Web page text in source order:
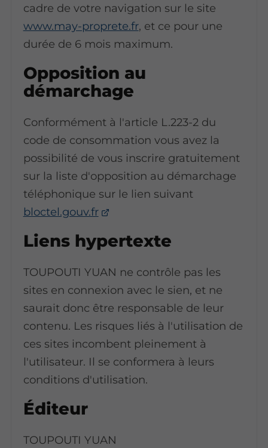
cadre de votre navigation sur le site
www.may-proprete.fr, et ce pour une
durée de 6 mois maximum.
Opposition au
démarchage
Conformément à l'article L.223-2 du
code de consommation vous avez la
possibilité de vous inscrire gratuitement
sur la liste d'opposition au démarchage
téléphonique sur le lien suivant
bloctel.gouv.fr
Liens hypertexte
TOUPOUTI YUAN ne contrôle pas les
sites en connexion avec le sien, et ne
saurait donc être responsable de leur
contenu. Les risques liés à l'utilisation de
ces sites incombent pleinement à
l'utilisateur. Il se conformera à leurs
conditions d'utilisation.
Éditeur
TOUPOUTI YUAN